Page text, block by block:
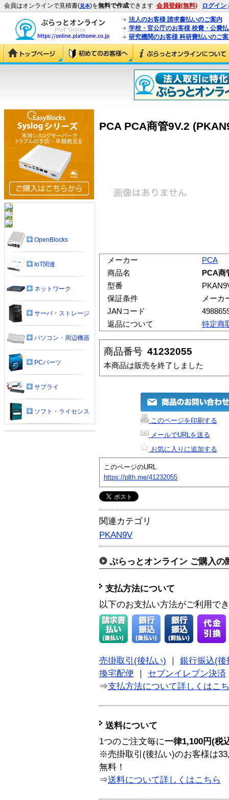
会員はオンラインで見積書(見本)を無料で作成できます 会員登録(無料) ログイン
法人のお客様 請求書払いのご案内
学校・官公庁のお客様 校費・公費
研究機関のお客様 科研費払いのご
PCA PCA商管9V.2
メーカー
PCA
商品名
PCA商
型番
保証条件
メーカ
JANコード
返品について
特定商
商品番号 41232055
本商品は販売を終了しました
このページを印刷する
メールでURLを送る
お気に入りに追加する
このページのURL
https://plth.me/41232055
関連カテゴリ
PKAN9V
ぷらっとオンライン ご購入の
支払方法について
以下のお支払い方法がご利用で
売掛取引(後払い) ｜ 銀行振込(後
換宅配便 ｜ セブンイレブン決済
⇒支払方法について詳しくはこ
送料について
1つのご注文毎に一律1,100円(税
※売掛取引(後払い)のお客様は
無料！
⇒送料について詳しくはこちら
OpenBlocks
IoT関連
ネットワーク
サーバ・ストレージ
パソコン・周辺機器
PCパーツ
サプライ
ソフト・ライセンス